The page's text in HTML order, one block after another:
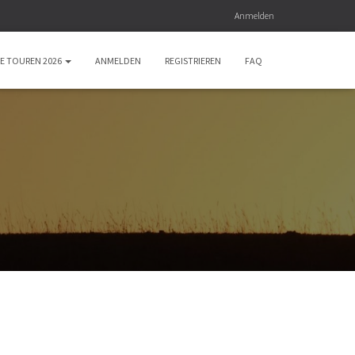
Anmelden
TOUREN 2026 ANMELDEN REGISTRIEREN FAQ